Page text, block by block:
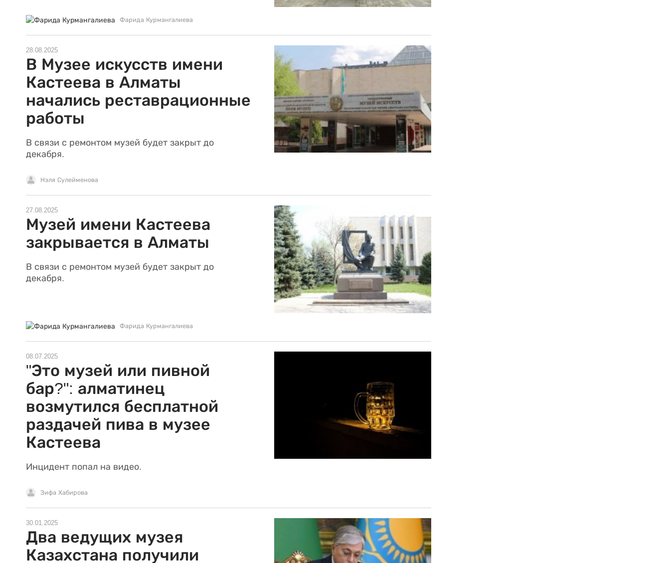
Фарида Курмангалиева
28.08.2025
В Музее искусств имени
Кастеева в Алматы
начались реставрационные
работы
В связи с ремонтом музей будет закрыт до
декабря.
Нэля Сулейменова
27.08.2025
Музей имени Кастеева
закрывается в Алматы
В связи с ремонтом музей будет закрыт до
декабря.
Фарида Курмангалиева
08.07.2025
"Это музей или пивной
бар?": алматинец
возмутился бесплатной
раздачей пива в музее
Кастеева
Инцидент попал на видео.
Зифа Хабирова
30.01.2025
Два ведущих музея
Казахстана получили